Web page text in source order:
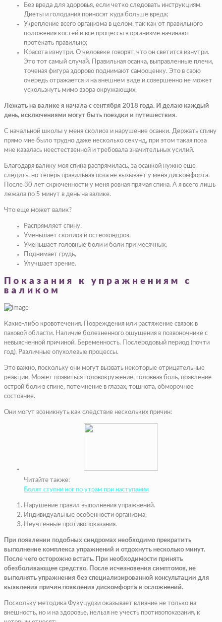
Без вреда для здоровья, если четко следовать инструкциям.
Диеты и голодания приносят куда больше вреда;
Укрепление всего организма в целом, так как от правильного
положения костей и все процессы в организме начинают
протекать правильно;
Красота изнутри. О человеке говорят, что он светится изнутри.
Это тот самый случай. Правильная осанка, выправленные плечи,
точеная фигура здорово поднимают самооценку. Это в свою
очередь отражается и на внешнем виде и совершенно не может
ускользнуть мимо взора окружающих.
Лежать на валике я начала с сентября 2018 года. И делаю каждый
день, исключениями могут быть поездки и путешествия.
С начальной школы у меня сколиоз и нарушение осанки. Держать спину
прямо мне было трудно даже несколько секунд, при этом такая поза
мне казалась неестественной и требовала значительных усилий.
Благодаря валику моя спина распрямилась, за осанкой нужно еще
следить, но теперь правильная поза не вызывает у меня дискомфорта.
После 30 лет скрюченности у меня ровная прямая спина. А я всего лишь
лежала по 5 минут в день на валике.
Что еще может валик?
Распрямляет спину,
Уменьшает сколиоз и остеохондроз,
Уменьшает головные боли и боли при месячных,
Поднимает грудь,
Улучшает зрение.
Показания к упражнениям с
валиком
Какие-либо кровотечения. Повреждения или растяжение связок в
паховой области. Наличие болезненного ощущения в позвоночнике с
невыясненной причиной. Беременность. Послеродовый период (почти
год). Различные опухолевые процессы.
Это важно, поскольку они могут вызвать некоторые отрицательные
реакции. Может появиться головокружение, головная боль, появление
острой боли в спине, потемнение в глазах, тошнота, обморочное
состояние.
Они могут возникнуть как следствие нескольких причин:
Читайте также:
Болят ступни ног по утрам при наступании
Нарушение правил выполнения упражнений.
Индивидуальные особенности организма.
Неучтенные противопоказания.
При появлении подобных синдромах необходимо прекратить
выполнение комплекса упражнений и отдохнуть несколько минут.
После чего осторожно встать. При необходимости принять
обезболивающее средство. После исчезновения симптомов, не
выполнять упражнения без специализированной консультации для
выявления причин появления дискомфорта и осложнений.
Поскольку методика Фукуцудзи оказывает влияние не только на
внешность, но и на здоровье, нельзя не учесть противопоказания, к